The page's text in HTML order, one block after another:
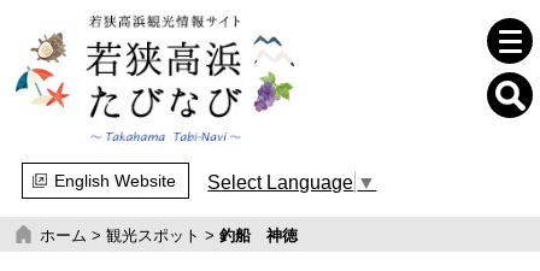
English Website Select Language ▼
ホーム >観光スポット >釣船 神徳